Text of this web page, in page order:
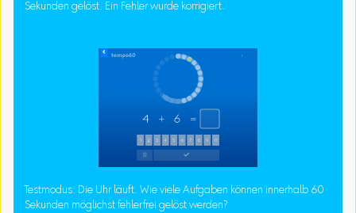
Sekunden gelöst. Ein Fehler wurde korrigiert.
Testmodus: Die Uhr läuft. Wie viele Aufgaben können innerhalb 60
Sekunden möglichst fehlerfrei gelöst werden?